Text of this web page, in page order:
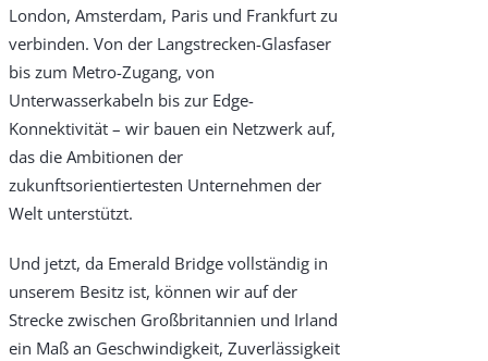
London, Amsterdam, Paris und Frankfurt zu
verbinden. Von der Langstrecken-Glasfaser
bis zum Metro-Zugang, von
Unterwasserkabeln bis zur Edge-
Konnektivität – wir bauen ein Netzwerk auf,
das die Ambitionen der
zukunftsorientiertesten Unternehmen der
Welt unterstützt.
Und jetzt, da Emerald Bridge vollständig in
unserem Besitz ist, können wir auf der
Strecke zwischen Großbritannien und Irland
ein Maß an Geschwindigkeit, Zuverlässigkeit